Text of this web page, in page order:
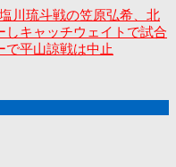
川琉斗戦の笠原弘希、北
しキャッチウェイトで試合
で平山諒戦は中止